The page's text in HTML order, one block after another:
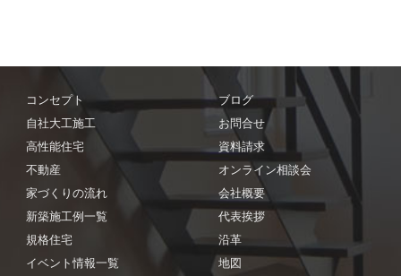
コンセプト
自社大工施工
高性能住宅
不動産
家づくりの流れ
新築施工例一覧
規格住宅
イベント情報一覧
ブログ
お問合せ
資料請求
オンライン相談会
会社概要
代表挨拶
沿革
地図